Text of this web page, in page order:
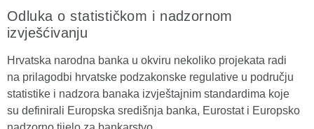
Odluka o statističkom i nadzornom
izvješćivanju
Hrvatska narodna banka u okviru nekoliko projekata radi
na prilagodbi hrvatske podzakonske regulative u području
statistike i nadzora banaka izvještajnim standardima koje
su definirali Europska središnja banka, Eurostat i Europsko